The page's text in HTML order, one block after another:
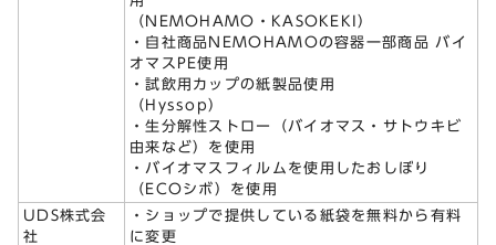
（NEMOHAMO・KASOKEKI）
・自社商品NEMOHAMOの容器一部商品 バイ
オマスPE使用
・試飲用カップの紙製品使用
（Hyssop）
・生分解性ストロー（バイオマス・サトウキビ
由来など）を使用
・バイオマスフィルムを使用したおしぼり
（ECOシボ）を使用
UDS株式会
社
・ショップで提供している紙袋を無料から有料
に変更